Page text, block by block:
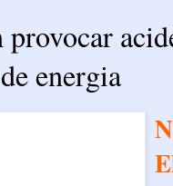
provocar
energia